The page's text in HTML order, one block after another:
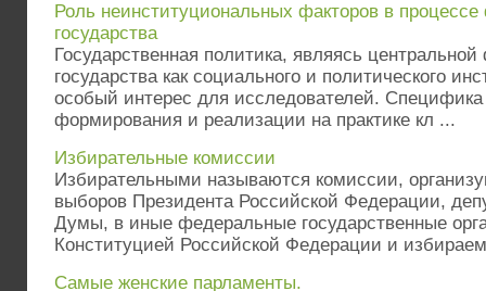
Роль неинституциональных факторов в
государства
Государственная политика, являясь
государства как социального и политического
особый интерес для исследователей. Специфика
формирования и реализации на практике кл ...
Избирательные комиссии
Избирательными называются комиссии,
выборов Президента Российской Федерации,
Думы, в иные федеральные государственные
Конституцией Российской Федерации и
Самые женские парламенты.